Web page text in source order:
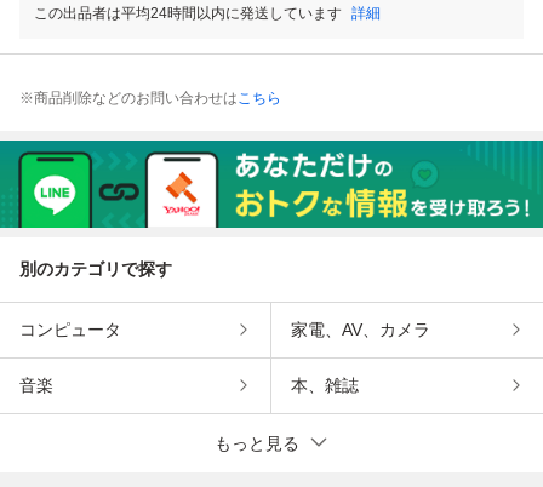
この出品者は平均24時間以内に発送しています 詳細
※商品削除などのお問い合わせはこちら
別のカテゴリで探す
コンピュータ 家電、AV、カメラ
音楽 本、雑誌
もっと見る